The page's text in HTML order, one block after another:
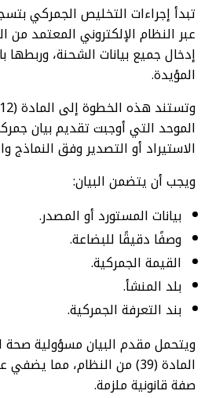
تبدأ إجراءات التخليص الجمركي
عبر النظام الإلكتروني المعتمد من
إدخال جميع بيانات الشحنة، وربطها
المؤيدة.
الموحد التي أوجبت تقديم بيان
الاستيراد أو التصدير وفق النماذج
ويجب أن يتضمن البيان:
بيانات المستورد أو المصدر.
وصفًا دقيقًا للبضاعة.
القيمة الجمركية.
بلد المنشأ.
بند التعرفة الجمركية.
ويتحمل مقدم البيان مسؤولية صحة
المادة (39) من النظام، مما
صفة قانونية ملزمة.